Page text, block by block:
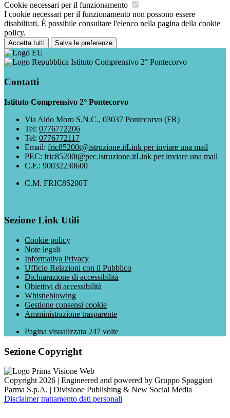
Cookie necessari per il funzionamento
I cookie necessari per il funzionamento non possono essere
disabilitati. È possibile consultare l'elenco nella pagina della cookie
policy.
Accetta tutti Salva le preferenze
Istituto Comprensivo 2° Pontecorvo
Contatti
Istituto Comprensivo 2° Pontecorvo
Via Aldo Moro S.N.C., 03037 Pontecorvo (FR)
Tel: 0776772206
Tel: 0776772117
Email: fric85200t@istruzione.itLink per inviare una mail
PEC: fric85200t@pec.istruzione.itLink per inviare una mail
C.F.: 90032230600
C.M. FRIC85200T
Sezione Link Utili
Cookie policy
Note legali
Informativa Privacy
Ufficio Relazioni con il Pubblico
Dichiarazione di accessibilità
Obiettivi di accessibilità
Whistleblowing
Gestione consensi cookie
Amministrazione trasparente
Pagina visualizzata 247 volte
Sezione Copyright
Copyright 2026 | Engineered and powered by Gruppo Spaggiari
Parma S.p.A. | Divisione Publishing & New Social Media
Disclaimer trattamento dati personali